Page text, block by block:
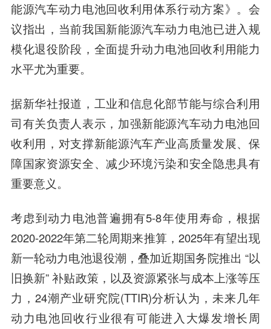
能源汽车动力电池回收利用体系行动方案》。会
议指出，当前我国新能源汽车动力电池已进入规
模化退役阶段，全面提升动力电池回收利用能力
水平尤为重要。
据新华社报道，工业和信息化部节能与综合利用
司有关负责人表示，加强新能源汽车动力电池回
收利用，对支撑新能源汽车产业高质量发展、保
障国家资源安全、减少环境污染和安全隐患具有
重要意义。
考虑到动力电池普遍拥有5-8年使用寿命，根据
2020-2022年第二轮周期来推算，2025年有望出现
新一轮动力电池退役潮，叠加近期国务院推出 “以
旧换新” 补贴政策，以及资源紧张与成本上涨等压
力，24潮产业研究院(TTIR)分析认为，未来几年
动力电池回收行业很有可能进入大爆发增长周